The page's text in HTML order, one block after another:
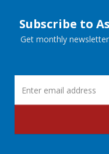
Subscribe to
Get monthly